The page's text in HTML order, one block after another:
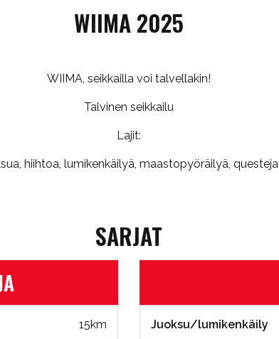
WIIMA 2025
WIIMA, seikkailla voi talvellakin!
Talvinen seikkailu
Lajit:
hiihtoa, lumikenkäilyä, maastopyöräilyä, questeja
SARJAT
15km Juoksu/lumikenkäily